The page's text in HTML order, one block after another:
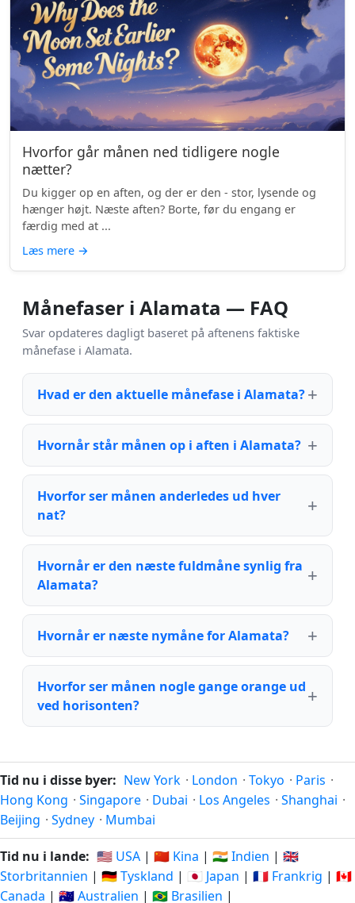
Hvorfor går månen ned tidligere nogle
nætter?
Du kigger op en aften, og der er den - stor, lysende og
hænger højt. Næste aften? Borte, før du engang er
færdig med at ...
Læs mere →
Månefaser i Alamata — FAQ
Svar opdateres dagligt baseret på aftenens faktiske
månefase i Alamata.
Hvad er den aktuelle månefase i Alamata?
Hvornår står månen op i aften i Alamata?
Hvorfor ser månen anderledes ud hver
nat?
Hvornår er den næste fuldmåne synlig fra
Alamata?
Hvornår er næste nymåne for Alamata?
Hvorfor ser månen nogle gange orange ud
ved horisonten?
Tid nu i disse byer: New York · London · Tokyo · Paris ·
Hong Kong · Singapore · Dubai · Los Angeles · Shanghai ·
Beijing · Sydney · Mumbai
Tid nu i lande: 🇺🇸 USA | 🇨🇳 Kina | 🇮🇳 Indien | 🇬🇧
Storbritannien | 🇩🇪 Tyskland | 🇯🇵 Japan | 🇫🇷 Frankrig | 🇨🇦
Canada | 🇦🇺 Australien | 🇧🇷 Brasilien |